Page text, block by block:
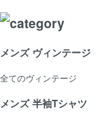
メンズ ヴィンテージ
全てのヴィンテージ
メンズ 半袖Tシャツ